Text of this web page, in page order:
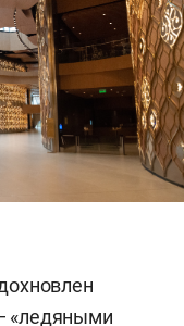
«ледяными